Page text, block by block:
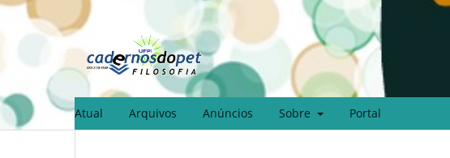
Atual Arquivos Anúncios Sobre Portal